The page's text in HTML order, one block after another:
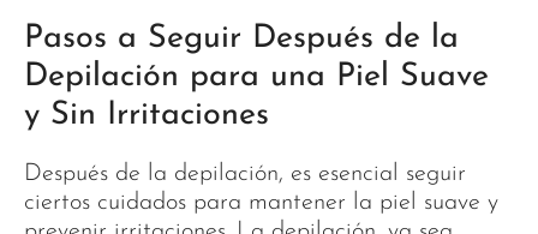
Pasos a Seguir Después de la
Depilación para una Piel Suave
y Sin Irritaciones
Después de la depilación, es esencial seguir
ciertos cuidados para mantener la piel suave y